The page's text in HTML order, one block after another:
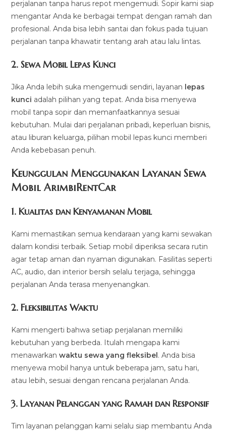
perjalanan tanpa harus repot mengemudi. Sopir kami siap
mengantar Anda ke berbagai tempat dengan ramah dan
profesional. Anda bisa lebih santai dan fokus pada tujuan
perjalanan tanpa khawatir tentang arah atau lalu lintas.
2.Sewa Mobil Lepas Kunci
Jika Anda lebih suka mengemudi sendiri, layanan lepas
kunci adalah pilihan yang tepat. Anda bisa menyewa
mobil tanpa sopir dan memanfaatkannya sesuai
kebutuhan. Mulai dari perjalanan pribadi, keperluan bisnis,
atau liburan keluarga, pilihan mobil lepas kunci memberi
Anda kebebasan penuh.
Keunggulan Menggunakan Layanan Sewa
Mobil ArimbiRentCar
1.Kualitas dan Kenyamanan Mobil
Kami memastikan semua kendaraan yang kami sewakan
dalam kondisi terbaik. Setiap mobil diperiksa secara rutin
agar tetap aman dan nyaman digunakan. Fasilitas seperti
AC, audio, dan interior bersih selalu terjaga, sehingga
perjalanan Anda terasa menyenangkan.
2.Fleksibilitas Waktu
Kami mengerti bahwa setiap perjalanan memiliki
kebutuhan yang berbeda. Itulah mengapa kami
menawarkanwaktu sewa yang fleksibel. Anda bisa
menyewa mobil hanya untuk beberapa jam, satu hari,
atau lebih, sesuai dengan rencana perjalanan Anda.
3.Layanan Pelanggan yang Ramah dan Responsif
Tim layanan pelanggan kami selalu siap membantu Anda